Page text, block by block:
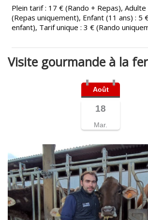
Plein tarif : 17 € (Rando + Repas), Adulte
(Repas uniquement), Enfant (11 ans) : 5
enfant), Tarif unique : 3 € (Rando
Visite gourmande à la
Août
18
Mar.